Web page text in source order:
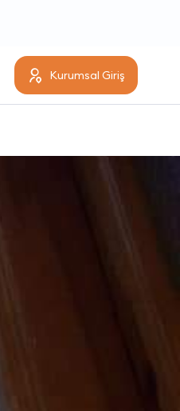
Kurumsal Giriş